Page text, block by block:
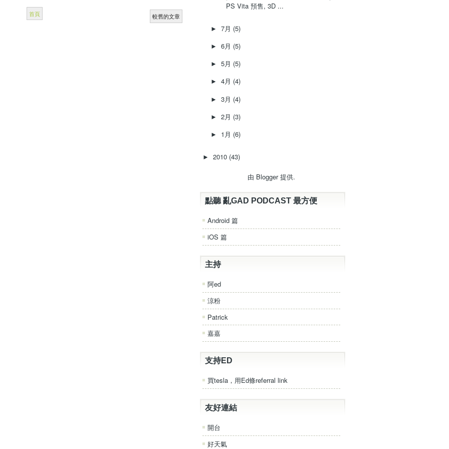
較舊的文章
首頁
PS Vita 預售, 3D ...
► 7月 (5)
► 6月 (5)
► 5月 (5)
► 4月 (4)
► 3月 (4)
► 2月 (3)
► 1月 (6)
► 2010 (43)
由 Blogger提供.
點聽 亂GAD PODCAST 最方便
Android 篇
iOS 篇
主持
阿ed
涼粉
Patrick
嘉嘉
支持ED
買tesla，用Ed條referral link
友好連結
開台
好天氣